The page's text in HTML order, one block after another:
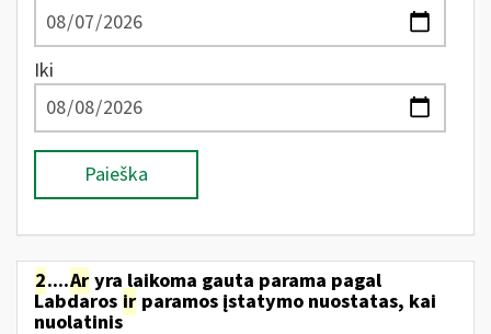
Iki
Paieška
2....Ar yra laikoma gauta parama pagal
Labdaros ir paramos įstatymo nuostatas, kai
nuolatinis